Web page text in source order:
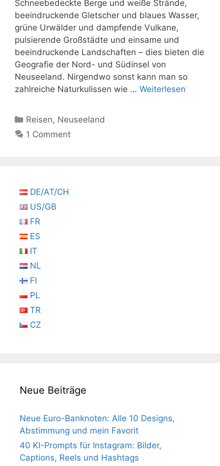
Schneebedeckte Berge und weiße Strände,
beeindruckende Gletscher und blaues Wasser,
grüne Urwälder und dampfende Vulkane,
pulsierende Großstädte und einsame und
beeindruckende Landschaften – dies bieten die
Geografie der Nord- und Südinsel von
Neuseeland. Nirgendwo sonst kann man so
zahlreiche Naturkulissen wie … Weiterlesen
Kategorien
Reisen, Neuseeland
1 Comment
DE/AT/CH
US/GB
FR
ES
IT
NL
FI
PL
TR
CZ
Neue Beiträge
Neue Euro-Banknoten: Alle 10 Designs,
Abstimmung und mein Favorit
40 KI-Prompts für Instagram: Bilder,
Captions, Reels und Hashtags